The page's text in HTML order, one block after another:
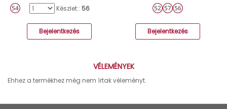
Készlet:: 56
Bejelentkezés Bejelentkezés
VÉLEMÉNYEK
Ehhez a termékhez még nem írtak véleményt.